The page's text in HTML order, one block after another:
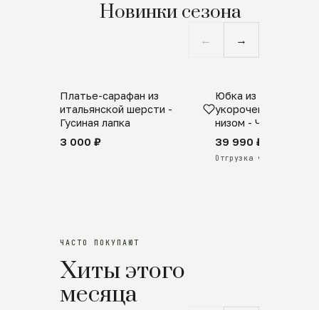
Новинки сезона
← →
SALE
Платье-сарафан из
итальянской шерсти -
Гусиная лапка
3 000 ₽
ПРЕДЗАКАЗ
Юбка из
укороченная с
низом - Черный
39 990 ₽
Отгрузка через 25 дней
ЧАСТО ПОКУПАЮТ
Хиты этого
месяца